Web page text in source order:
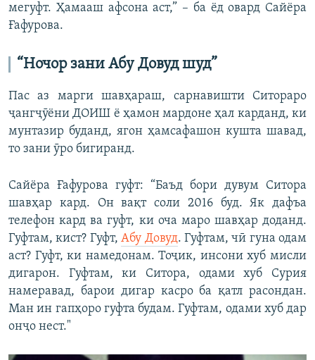
мегуфт. Ҳамааш афсона аст,” – ба ёд овард Сайёра
Ғафурова.
“Ночор зани Абу Довуд шуд”
Пас аз марги шавҳараш, сарнавишти Ситораро
ҷангҷӯёни ДОИШ ё ҳамон мардоне ҳал карданд, ки
мунтазир буданд, ягон ҳамсафашон кушта шавад,
то зани ӯро бигиранд.
Сайёра Ғафурова гуфт: “Баъд бори дувум Ситора
шавҳар кард. Он вақт соли 2016 буд. Як дафъа
телефон кард ва гуфт, ки оча маро шавҳар доданд.
Гуфтам, кист? Гуфт,Абу Довуд. Гуфтам, чӣ гуна одам
аст? Гуфт, ки намедонам. Тоҷик, инсони хуб мисли
дигарон. Гуфтам, ки Ситора, одами хуб Сурия
намеравад, барои дигар касро ба қатл расондан.
Ман ин гапҳоро гуфта будам. Гуфтам, одами хуб дар
онҷо нест."